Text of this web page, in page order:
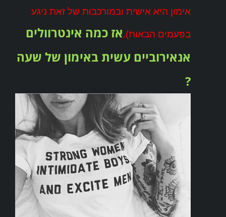
אימון היא אישית ובמורכבות של זאת ניגע
בפעמים הבאות).אז כמה אינטרוולים
אנאירוביים עשית באימון של שעה
?